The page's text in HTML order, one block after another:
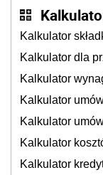
Kalkulator
Kalkulator dla
Kalkulator
Kalkulator
Kalkulator
Kalkulator
Kalkulator